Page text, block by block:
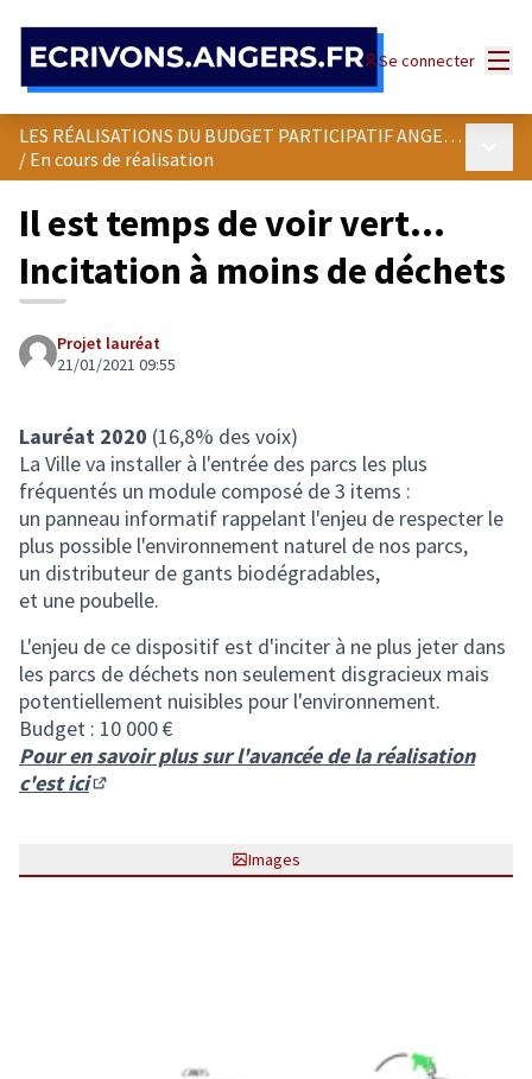
Se connecter
LES RÉALISATIONS DU BUDGET PARTICIPATIF ANGEVIN
/ En cours de réalisation
Il est temps de voir vert...
Incitation à moins de déchets
Projet lauréat
21/01/2021 09:55
Lauréat 2020 (16,8% des voix)
La Ville va installer à l'entrée des parcs les plus
fréquentés un module composé de 3 items :
un panneau informatif rappelant l'enjeu de respecter le
plus possible l'environnement naturel de nos parcs,
un distributeur de gants biodégradables,
et une poubelle.
L'enjeu de ce dispositif est d'inciter à ne plus jeter dans
les parcs de déchets non seulement disgracieux mais
potentiellement nuisibles pour l'environnement.
Budget : 10 000 €
Pour en savoir plus sur l'avancée de la réalisation
c'est ici
Images